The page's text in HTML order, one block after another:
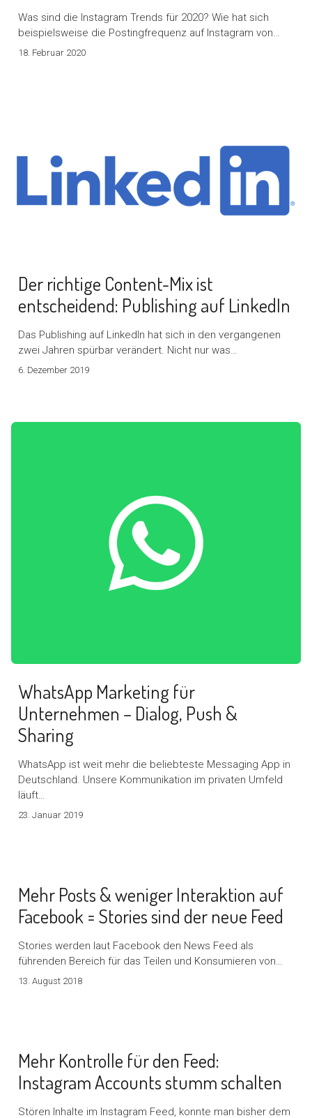
Was sind die Instagram Trends für 2020? Wie hat sich
beispielsweise die Postingfrequenz auf Instagram von…
18. Februar 2020
Der richtige Content-Mix ist
entscheidend: Publishing auf LinkedIn
Das Publishing auf LinkedIn hat sich in den vergangenen
zwei Jahren spürbar verändert. Nicht nur was…
6. Dezember 2019
WhatsApp Marketing für
Unternehmen – Dialog, Push &
Sharing
WhatsApp ist weit mehr die beliebteste Messaging App in
Deutschland. Unsere Kommunikation im privaten Umfeld
läuft…
23. Januar 2019
Mehr Posts & weniger Interaktion auf
Facebook = Stories sind der neue Feed
Stories werden laut Facebook den News Feed als
führenden Bereich für das Teilen und Konsumieren von…
13. August 2018
Mehr Kontrolle für den Feed:
Instagram Accounts stumm schalten
Stören Inhalte im Instagram Feed, konnte man bisher dem